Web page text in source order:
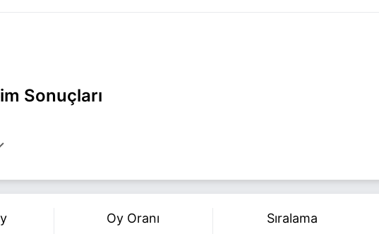
Sonuçları
için
Naim Özkan Haberleri
Oy Oranı Sıralama